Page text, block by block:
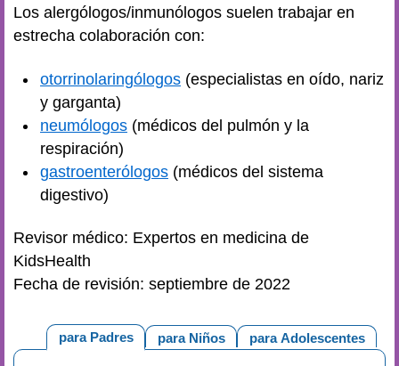
Los alergólogos/inmunólogos suelen trabajar en
estrecha colaboración con:
otorrinolaringólogos (especialistas en oído, nariz
y garganta)
neumólogos (médicos del pulmón y la
respiración)
gastroenterólogos (médicos del sistema
digestivo)
Revisor médico: Expertos en medicina de
KidsHealth
Fecha de revisión: septiembre de 2022
para Adolescentes
para Niños
para Padres